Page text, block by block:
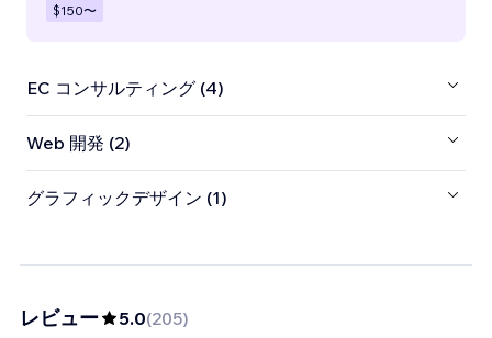
$150〜
EC コンサルティング (4)
Web 開発 (2)
グラフィックデザイン (1)
レビュー 5.0(205)